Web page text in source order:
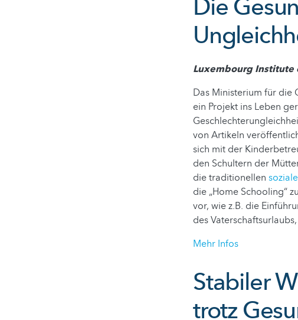
Die
Luxembourg Institute
Das Ministerium für die
ein Projekt ins Leben
von Artikeln
sich mit der
den Schultern der
die traditionellen
die „Home Schooling“
vor, wie z.B. die
des
Mehr Infos
Stabiler
trotz